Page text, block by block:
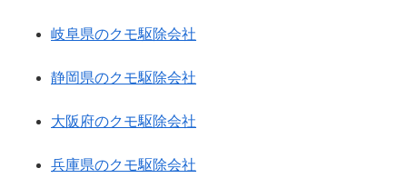
岐阜県のクモ駆除会社
静岡県のクモ駆除会社
大阪府のクモ駆除会社
兵庫県のクモ駆除会社